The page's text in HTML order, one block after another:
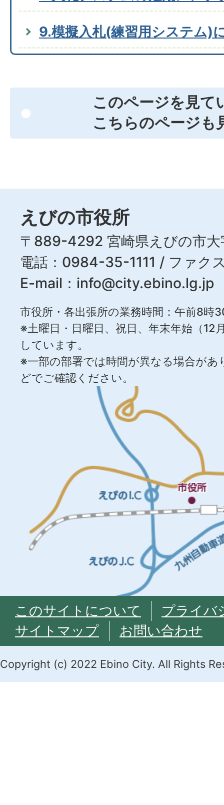
9.模擬入札(練習用システム)
このページを見て
こちらのページも
えびの市役所
〒889-4292 宮崎県えびの市大
電話：0984-35-1111 / ファ
E-mail： info@city.ebino.lg.jp
市役所・各出張所の業務時間：午前8時
※土曜日・日曜日、祝日、年末年始（12
しています。
※一部の部署では時間が異なる場合が
どでご確認ください。
このサイトについて
プライバ
サイトマップ
お問い合わせ
Copyright (c) 2022 Ebino City. All Rights